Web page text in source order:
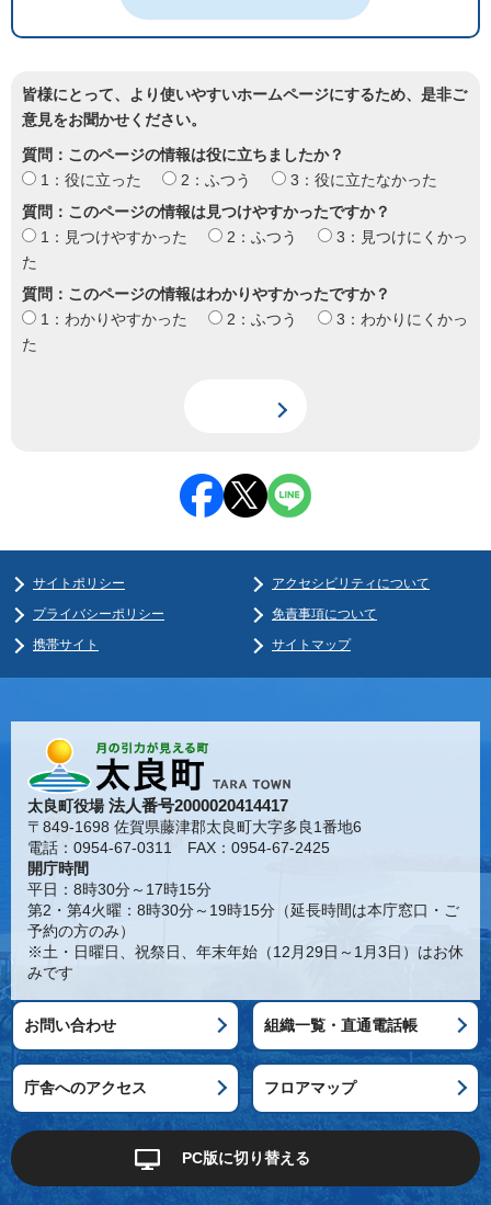
皆様にとって、より使いやすいホームページにするため、是非ご
意見をお聞かせください。
質問：このページの情報は役に立ちましたか？
1：役に立った
2：ふつう
3：役に立たなかった
質問：このページの情報は見つけやすかったですか？
1：見つけやすかった
2：ふつう
3：見つけにくかっ
た
質問：このページの情報はわかりやすかったですか？
1：わかりやすかった
2：ふつう
3：わかりにくかっ
た
サイトポリシー
アクセシビリティについて
プライバシーポリシー
免責事項について
携帯サイト
サイトマップ
太良町役場法人番号2000020414417
〒849-1698 佐賀県藤津郡太良町大字多良1番地6
電話：0954-67-0311 FAX：0954-67-2425
開庁時間
平日：8時30分～17時15分
第2・第4火曜：8時30分～19時15分（延長時間は本庁窓口・ご
予約の方のみ）
※土・日曜日、祝祭日、年末年始（12月29日～1月3日）はお休
みです
お問い合わせ 組織一覧・直通電話帳
庁舎へのアクセス フロアマップ
PC版に切り替える